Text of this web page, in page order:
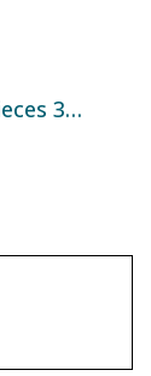
Bac plastique petites pieces 300x188x82